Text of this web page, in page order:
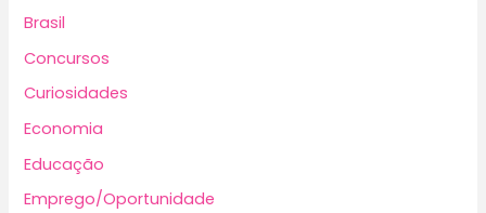
Brasil
Concursos
Curiosidades
Economia
Educação
Emprego/Oportunidade